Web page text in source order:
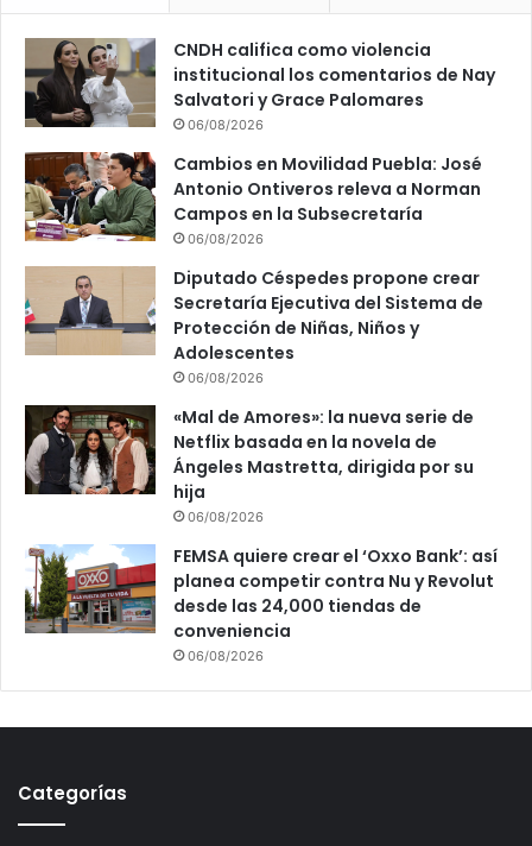
c
s
A
n
a
CNDH califica como violencia
institucional los comentarios de Nay
Salvatori y Grace Palomares
06/08/2026
Cambios en Movilidad Puebla: José
Antonio Ontiveros releva a Norman
Campos en la Subsecretaría
06/08/2026
Diputado Céspedes propone crear
Secretaría Ejecutiva del Sistema de
Protección de Niñas, Niños y
Adolescentes
06/08/2026
«Mal de Amores»: la nueva serie de
Netflix basada en la novela de
Ángeles Mastretta, dirigida por su
hija
06/08/2026
FEMSA quiere crear el ‘Oxxo Bank’: así
planea competir contra Nu y Revolut
desde las 24,000 tiendas de
conveniencia
06/08/2026
Categorías